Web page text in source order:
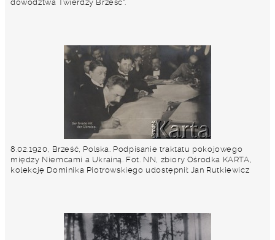
dowództwa Twierdzy Brześć".
8.02.1920, Brześć, Polska. Podpisanie traktatu pokojowego
między Niemcami a Ukrainą. Fot. NN, zbiory Ośrodka KARTA,
kolekcję Dominika Piotrowskiego udostępnił Jan Rutkiewicz